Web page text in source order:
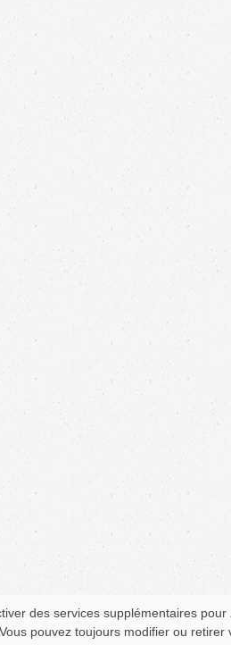
des services supplémentaires pour
pouvez toujours modifier ou